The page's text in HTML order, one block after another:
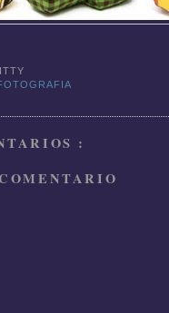
: